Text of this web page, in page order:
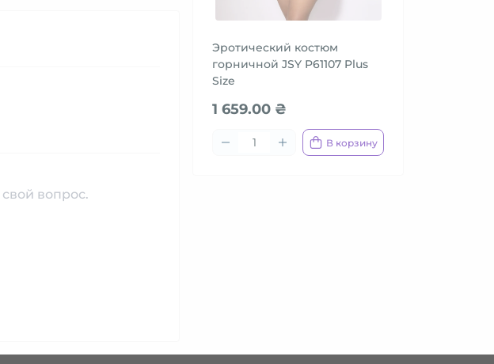
Эротический костюм
горничной JSY P61107 Plus
Size
1 659.00 ₴
В корзину
вопрос.